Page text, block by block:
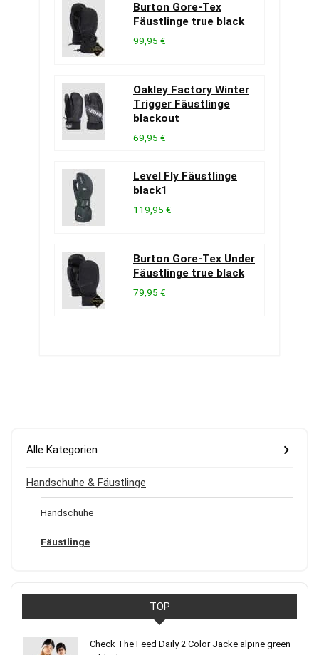
Burton Gore-Tex
Fäustlinge true black
99,95 €
Oakley Factory Winter
Trigger Fäustlinge
blackout
69,95 €
Level Fly Fäustlinge
black1
119,95 €
Burton Gore-Tex Under
Fäustlinge true black
79,95 €
Alle Kategorien
Handschuhe & Fäustlinge
Handschuhe
Fäustlinge
TOP
Check The Feed Daily 2 Color Jacke alpine green